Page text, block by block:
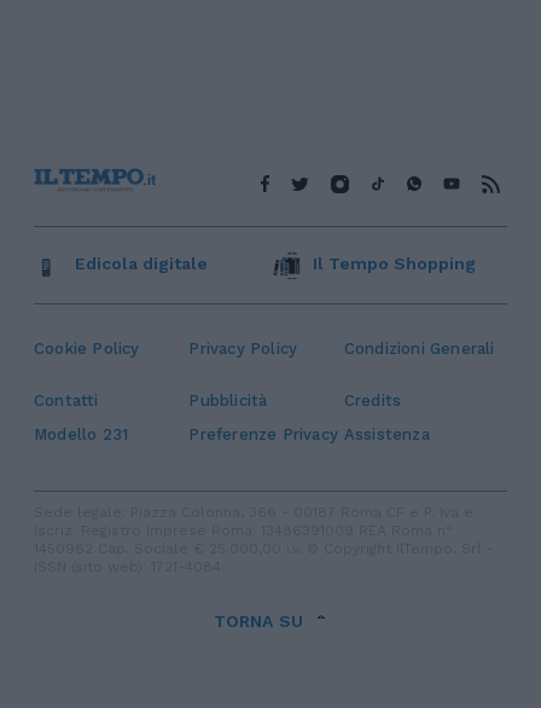
Cookie Policy Privacy Policy Condizioni Generali
Contatti Pubblicità
Credits
Modello 231
Preferenze Privacy Assistenza
Edicola digitale Il Tempo Shopping
TORNA SU